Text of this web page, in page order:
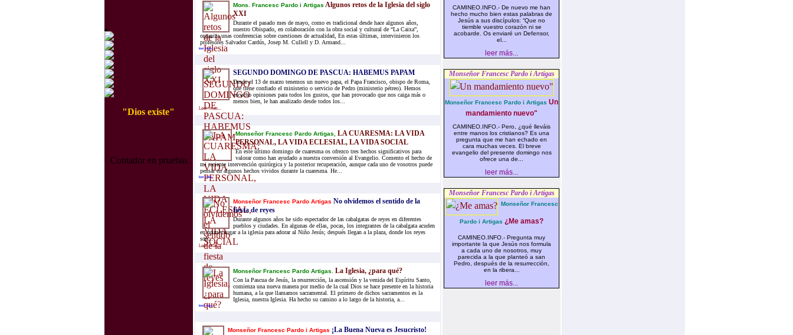
"Dios existe"
Contador en pruebas
Mons. Francesc Pardo i Artigas Algunos retos de la Iglesia del siglo
XXI
Durante el pasado mes de mayo, como es tradicional desde hace algunos años,
nuestro Obispado, en colaboración con la obra social y cultural de “La Caixa”,
organiza unas conferencias sobre cuestiones de actualidad, En estas últimas, intervinieron los
profesores Salvador Cardús, Josep M. Cullell y D. Armand...
leer mas...
SEGUNDO DOMINGO DE PASCUA: HABEMUS PAPAM
Desde el 13 de marzo tenemos un nuevo papa, el Papa Francisco, obispo de Roma,
que tiene confiado el ministerio o servicio de Pedro (ministerio pétreo). Hemos
escucho opiniones para todos los gustos, que han provocado que nos caiga más o
menos bien, le han analizado desde todos los...
Leer mas...
Monseñor Francesc Pardo Artigas, LA CUARESMA: LA VIDA
PERSONAL, LA VIDA ECLESIAL, LA VIDA SOCIAL
En este último domingo de cuaresma os ofrezco tres hechos significativos para
valorar como han ayudado a nuestra conversión al Evangelio. Comento el hecho de
mi reciente intervención quirúrgica y la posterior recuperación, aunque cada uno de vosotros puede
pensar en algunos hechos vividos durante la cuaresma. He...
leer mas...
Monseñor Francesc Pardo Artigas No olvidemos el sentido de la
fiesta de reyes
Durante algunos años he sido espectador de las cabalgatas de reyes en diferentes
pueblos y ciudades. En algunas de ellas, pocas, los integrantes de la cabalgata acuden
en primer lugar a la iglesia para adorar al Niño Jesús; después llegan a la plaza, donde los reyes
son...
Leer mas...
Monseñor Francesc Pardo Artigas. La Iglesia, ¿para qué?
Con la Pascua de Jesús, la resurrección, la ascensión y la venida del Espíritu Santo,
comienza una nueva manera por medio de la cual Dios se hace presente en la historia
humana, a la que llamamos sacramental. El primero de dichos sacramentos es la
Iglesia, nuestra Iglesia. Ha hecho su camino a lo largo de la historia, a...
leer mas...
Monseñor Francesc Pardo i Artigas ¡La Buena Nueva es Jesucristo!
CAMINEO.INFO.- De nuevo me han
hecho mucho bien estas palabras de
Jesús a sus discípulos: “Que no
tiemble vuestro corazón ni se
acobarde. Os enviaré un Defensor,
el...
leer más...
Monseñor Francesc Pardo i Artigas
Monseñor Francesc Pardo i Artigas Un
mandamiento nuevo"
CAMINEO.INFO.- Pero, ¿qué lleváis
entre manos los cristianos? Es una
pregunta que me han echado en
cara muchas veces. El breve
evangelio del presente domingo nos
ofrece una de...
leer más...
Monseñor Francesc Pardo i Artigas
Monseñor Francesc
Pardo i Artigas ¿Me amas?
CAMINEO.INFO.- Pregunta muy
importante la que Jesús nos formula
a cada uno de nosotros, muy
parecida a la que planteó a san
Pedro, después de la resurrección,
en la ribera...
leer más...